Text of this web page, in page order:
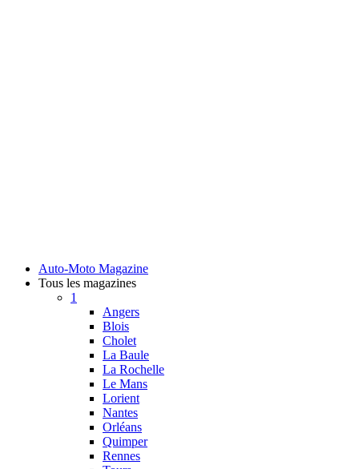
Auto-Moto Magazine
Tous les magazines
1
Angers
Blois
Cholet
La Baule
La Rochelle
Le Mans
Lorient
Nantes
Orléans
Quimper
Rennes